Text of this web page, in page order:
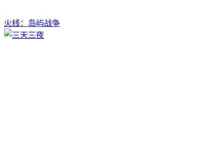
火线：岛屿战争